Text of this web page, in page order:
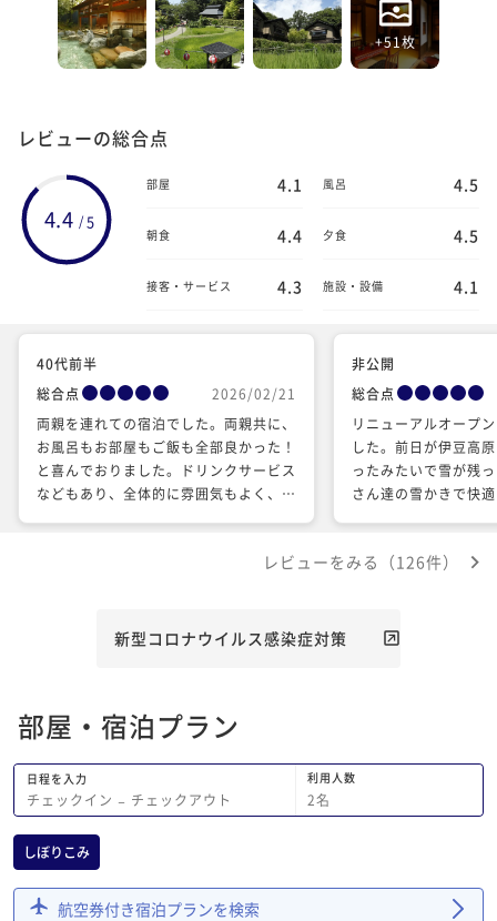
+51枚
レビューの総合点
4.4 / 5
部屋 4.1 風呂 4.5
朝食 4.4 夕食 4.5
接客・サービス 4.3 施設・設備 4.1
40代前半
総合点
2026/02/21
両親を連れての宿泊でした。両親共に、
お風呂もお部屋もご飯も全部良かった！
と喜んでおりました。ドリンクサービス
などもあり、全体的に雰囲気もよく、ま
非公開
総合点
リニューアルオープ
した。前日が伊豆高
ったみたいで雪が残
さん達の雪かきで快
温泉が何よりの楽し
レビューをみる（126件）
新型コロナウイルス感染症対策
部屋・宿泊プラン
日程を入力
チェックイン − チェックアウト
利用人数
2名
しぼりこみ
航空券付き宿泊プランを検索